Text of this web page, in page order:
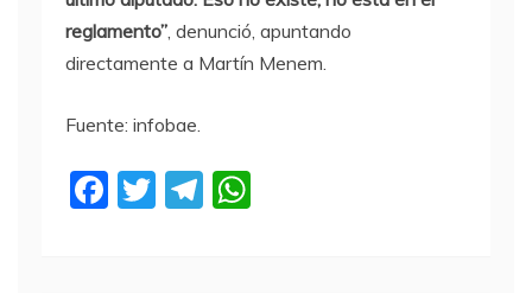
reglamento”, denunció, apuntando
directamente a Martín Menem.
Fuente: infobae.
F
T
T